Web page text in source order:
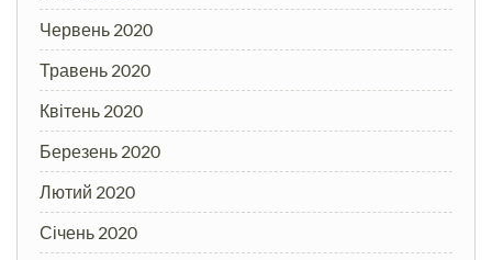
Червень 2020
Травень 2020
Квітень 2020
Березень 2020
Лютий 2020
Січень 2020